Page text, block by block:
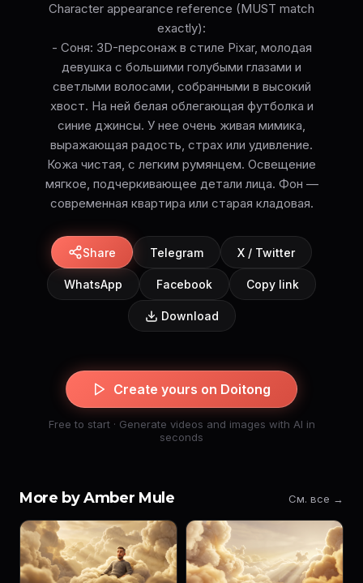
Character appearance reference (MUST match
exactly):
- Соня: 3D-персонаж в стиле Pixar, молодая
девушка с большими голубыми глазами и
светлыми волосами, собранными в высокий
хвост. На ней белая облегающая футболка и
синие джинсы. У нее очень живая мимика,
выражающая радость, страх или удивление.
Кожа чистая, с легким румянцем. Освещение
мягкое, подчеркивающее детали лица. Фон —
современная квартира или старая кладовая.
Share Telegram X / Twitter
WhatsApp Facebook Copy link
Download
Create yours on Doitong
Free to start · Generate videos and images with AI in
seconds
More by Amber Mule См. все →